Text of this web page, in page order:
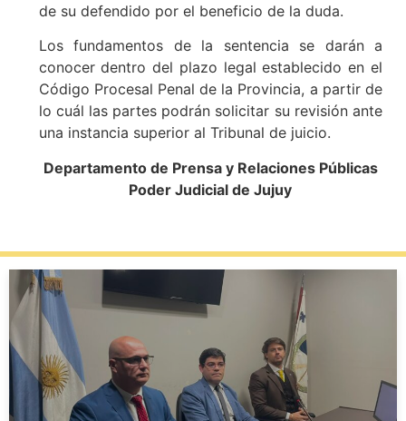
de su defendido por el beneficio de la duda.
Los fundamentos de la sentencia se darán a
conocer dentro del plazo legal establecido en el
Código Procesal Penal de la Provincia, a partir de
lo cuál las partes podrán solicitar su revisión ante
una instancia superior al Tribunal de juicio.
Departamento de Prensa y Relaciones Públicas
Poder Judicial de Jujuy